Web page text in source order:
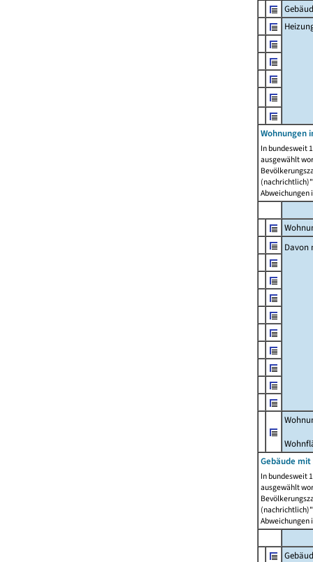
Wohnungen
In bundesweit
ausgewählt
Abweichungen
Davon
Gebäude
In bundesweit
ausgewählt
Abweichungen